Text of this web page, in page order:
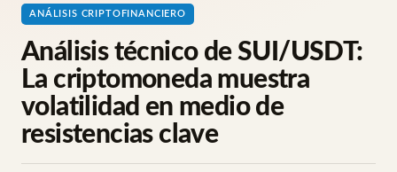
ANÁLISIS CRIPTOFINANCIERO
Análisis técnico de SUI/USDT:
La criptomoneda muestra
volatilidad en medio de
resistencias clave